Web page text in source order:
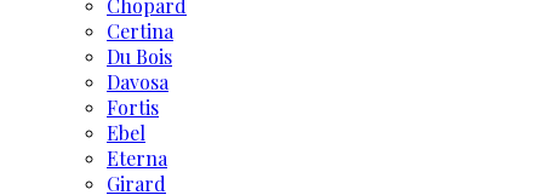
Chopard
Certina
Du Bois
Davosa
Fortis
Ebel
Eterna
Girard